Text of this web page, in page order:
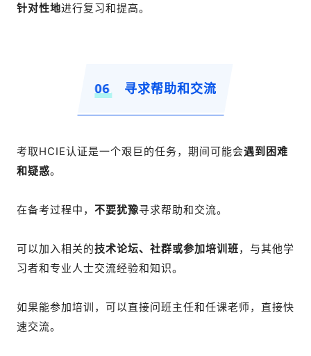
针对性地进行复习和提高。
06 寻求帮助和交流
考取HCIE认证是一个艰巨的任务，期间可能会遇到困难
和疑惑。
在备考过程中， 不要犹豫寻求帮助和交流。
可以加入相关的技术论坛、社群或参加培训班，与其他学
习者和专业人士交流经验和知识。
如果能参加培训，可以直接问班主任和任课老师，直接快
速交流。